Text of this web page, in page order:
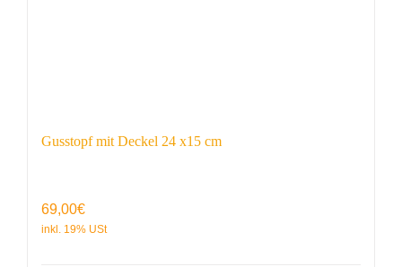
Gusstopf mit Deckel 24 x15 cm
69,00€